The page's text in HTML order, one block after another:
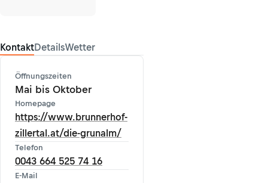
KontaktDetailsWetter
Öffnungszeiten
Mai bis Oktober
Homepage
https://www.brunnerhof-
zillertal.at/die-grunalm/
Telefon
0043 664 525 74 16
E-Mail